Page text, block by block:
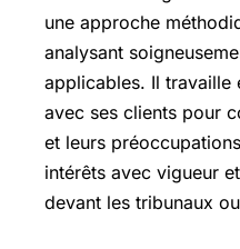
une approche
analysant
applicables. Il travaille
avec ses clients pour
et leurs
intérêts avec vigueur
devant les tribunaux